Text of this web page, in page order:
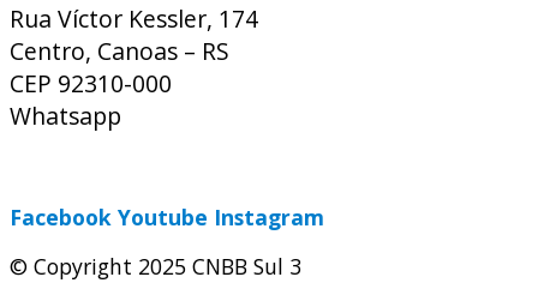
Rua Víctor Kessler, 174
Centro, Canoas – RS
CEP 92310-000
Whatsapp
Facebook Youtube Instagram
© Copyright 2025 CNBB Sul 3